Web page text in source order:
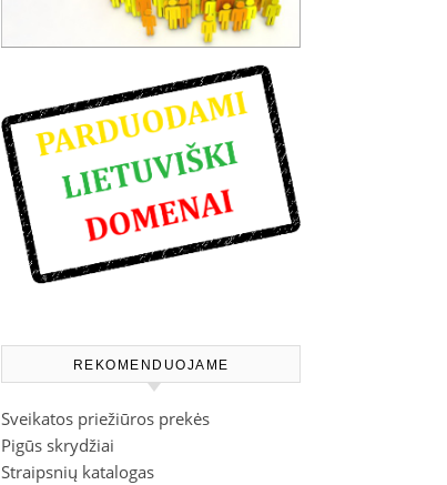
REKOMENDUOJAME
Sveikatos priežiūros prekės
Pigūs skrydžiai
Straipsnių katalogas